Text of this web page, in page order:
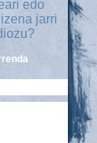
edo
jarri